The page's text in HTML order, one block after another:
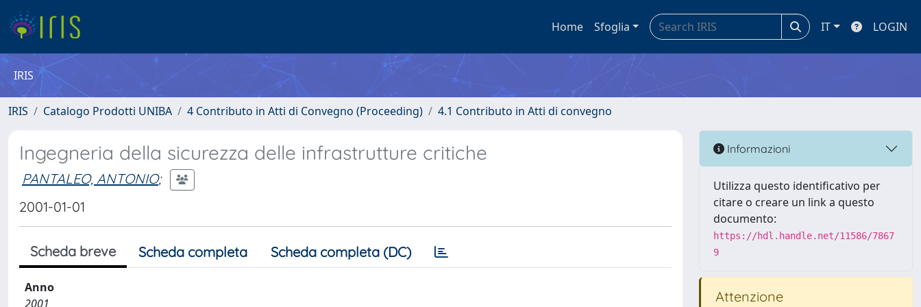
Home Sfoglia IT LOGIN
IRIS
IRIS Catalogo Prodotti UNIBA 4 Contributo in Atti di Convegno (Proceeding) 4.1 Contributo in Atti di convegno
Ingegneria della sicurezza delle infrastrutture critiche
PANTALEO, ANTONIO;
2001-01-01
Scheda breve Scheda completa Scheda completa (DC)
Anno
2001
Informazioni
Utilizza questo identificativo per
citare o creare un link a questo
documento:
https://hdl.handle.net/11586/7867
9
Attenzione